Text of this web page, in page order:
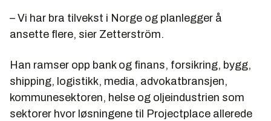
– Vi har bra tilvekst i Norge og planlegger å
ansette flere, sier Zetterström.
Han ramser opp bank og finans, forsikring, bygg,
shipping, logistikk, media, advokatbransjen,
kommunesektoren, helse og oljeindustrien som
sektorer hvor løsningene til Projectplace allerede